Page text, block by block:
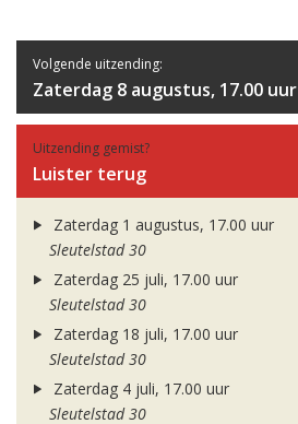
Volgende uitzending:
Zaterdag 8 augustus, 17.00 uur
Uitzending gemist?
Luister terug
Zaterdag 1 augustus, 17.00 uur
Sleutelstad 30
Zaterdag 25 juli, 17.00 uur
Sleutelstad 30
Zaterdag 18 juli, 17.00 uur
Sleutelstad 30
Zaterdag 4 juli, 17.00 uur
Sleutelstad 30